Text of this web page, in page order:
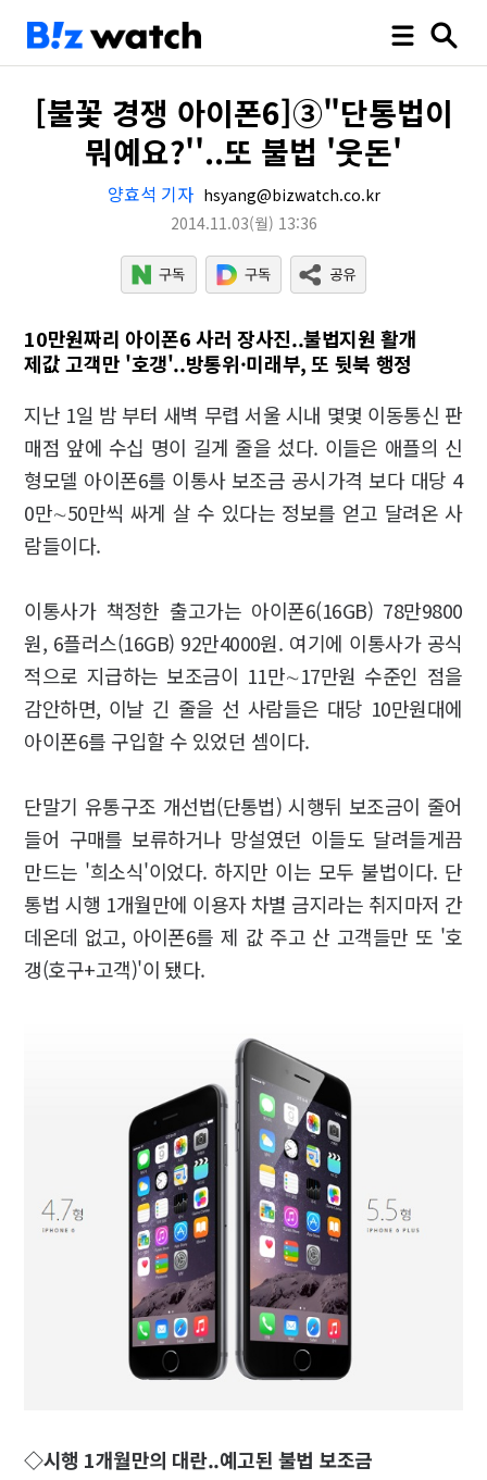
[불꽃 경쟁 아이폰6]③"단통법이
뭐예요?''..또 불법 '웃돈'
양효석 기자 hsyang@bizwatch.co.kr
2014.11.03(월) 13:36
10만원짜리 아이폰6 사러 장사진..불법지원 활개
제값 고객만 '호갱'..방통위·미래부, 또 뒷북 행정
지난 1일 밤 부터 새벽 무렵 서울 시내 몇몇 이동통신 판
매점 앞에 수십 명이 길게 줄을 섰다. 이들은 애플의 신
형모델 아이폰6를 이통사 보조금 공시가격 보다 대당 4
0만∼50만씩 싸게 살 수 있다는 정보를 얻고 달려온 사
람들이다.
이통사가 책정한 출고가는 아이폰6(16GB) 78만9800
원, 6플러스(16GB) 92만4000원. 여기에 이통사가 공식
적으로 지급하는 보조금이 11만∼17만원 수준인 점을
감안하면, 이날 긴 줄을 선 사람들은 대당 10만원대에
아이폰6를 구입할 수 있었던 셈이다.
단말기 유통구조 개선법(단통법) 시행뒤 보조금이 줄어
들어 구매를 보류하거나 망설였던 이들도 달려들게끔
만드는 '희소식'이었다. 하지만 이는 모두 불법이다. 단
통법 시행 1개월만에 이용자 차별 금지라는 취지마저 간
데온데 없고, 아이폰6를 제 값 주고 산 고객들만 또 '호
갱(호구+고객)'이 됐다.
◇시행 1개월만의 대란..예고된 불법 보조금